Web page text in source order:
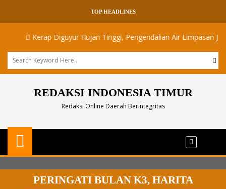
TOP HEADLINES
Kerap Diguyur Hujan Tinggi, Pengendalian Air Limpasan Jadi
REDAKSI INDONESIA TIMUR
Redaksi Online Daerah Berintegritas
PERINGATI BULAN K3, HARITA